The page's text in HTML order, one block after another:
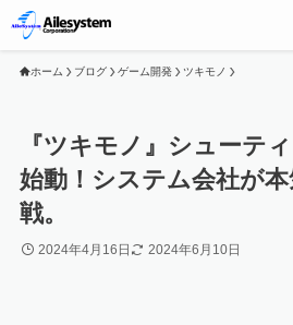
ホーム ブログ ゲーム開発 ツキモノ
『ツキモノ』シューテ
始動！システム会社が
戦。
2024年4月16日 2024年6月10日